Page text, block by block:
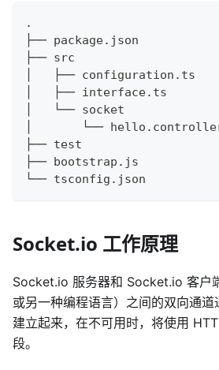
.
├── package.json
├── src
│   ├── configuration.ts
│   ├── interface.ts
│       └──
├── test
├── bootstrap.js
└── tsconfig.json
Socket.io 工作原理
Socket.io 服务器和 Socket.io 客户
或另一种编程语言）之间的双向通道
建立起来，在不可用时，将使用
段。